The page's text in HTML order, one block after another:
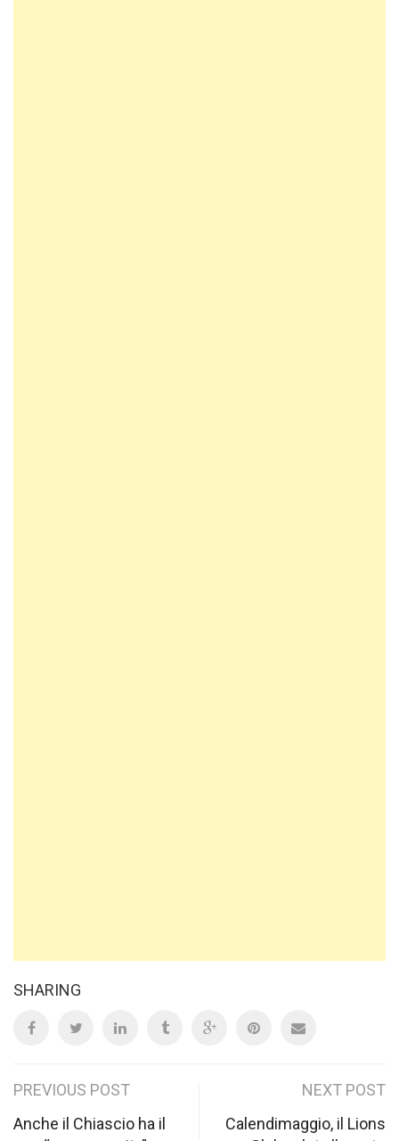
SHARING
Post
navigation
PREVIOUS POST
Anche il Chiascio ha il
NEXT POST
Calendimaggio, il Lions